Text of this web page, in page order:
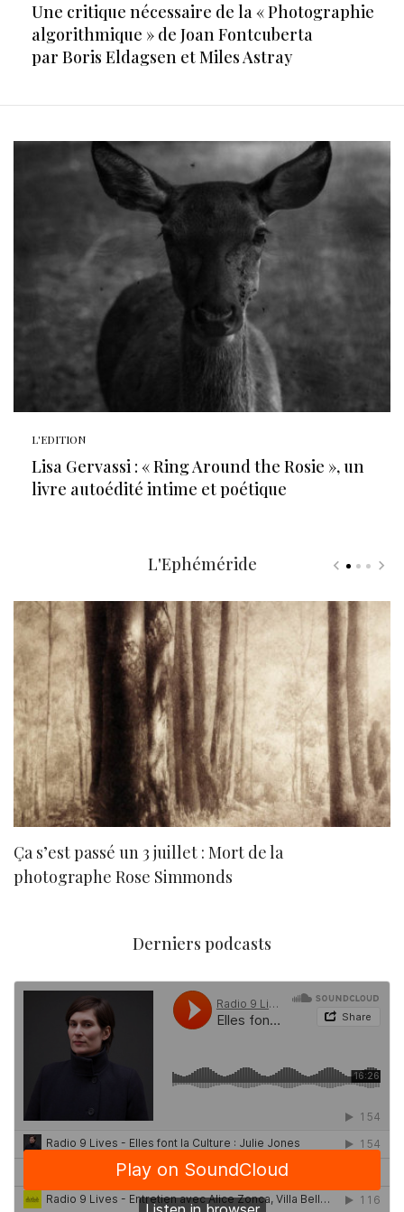
Une critique nécessaire de la « Photographie
algorithmique » de Joan Fontcuberta
par Boris Eldagsen et Miles Astray
L'EDITION
Lisa Gervassi : « Ring Around the Rosie », un
livre autoédité intime et poétique
L'Ephéméride
Ça s’est passé un 3 juillet : Mort de la
photographe Rose Simmonds
Derniers podcasts